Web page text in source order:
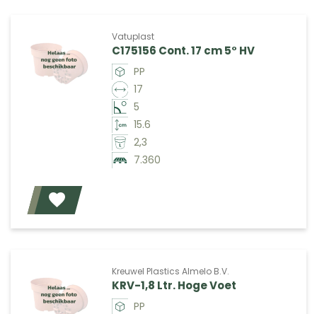
Vatuplast
C175156 Cont. 17 cm 5° HV
PP
17
5
15.6
2,3
7.360
Kreuwel Plastics Almelo B.V.
KRV-1,8 Ltr. Hoge Voet
PP